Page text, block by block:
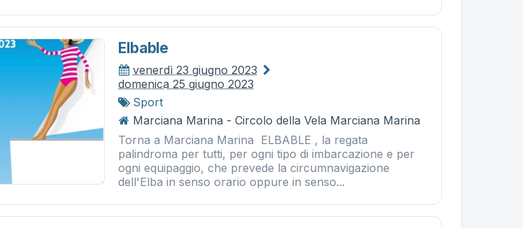
Elbable
venerdì 23 giugno 2023
domenica 25 giugno 2023
Sport
Marciana Marina - Circolo della Vela Marciana Marina
Torna a Marciana Marina ELBABLE , la regata
palindroma per tutti, per ogni tipo di imbarcazione e per
ogni equipaggio, che prevede la circumnavigazione
dell'Elba in senso orario oppure in senso...